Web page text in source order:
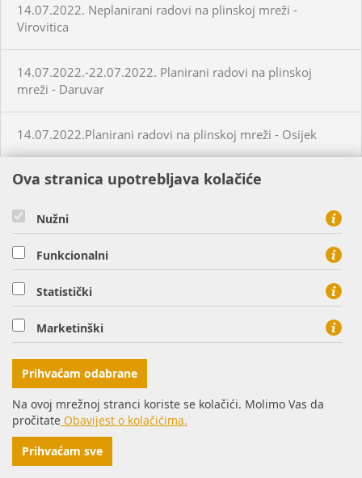
14.07.2022. Neplanirani radovi na plinskoj mreži -
Virovitica
14.07.2022.-22.07.2022. Planirani radovi na plinskoj
mreži - Daruvar
14.07.2022.Planirani radovi na plinskoj mreži - Osijek
15.07.2022. Planirani radovi na plinskoj mreži - Nemetin
15.07.2022. Neplanirani radovi na plinskoj mreži -
19.07.2022.Planirani radovi na plinskoj mreži - Donji
Miholjac
19.07.2022. Planirani radovi na plinskoj mreži - Virovitica
Ova stranica upotrebljava kolačiće
Nužni
Funkcionalni
Statistički
Marketinški
Prihvaćam odabrane
Na ovoj mrežnoj stranci koriste se kolačići. Molimo Vas da
pročitate Obavijest o kolačićima.
Prihvaćam sve